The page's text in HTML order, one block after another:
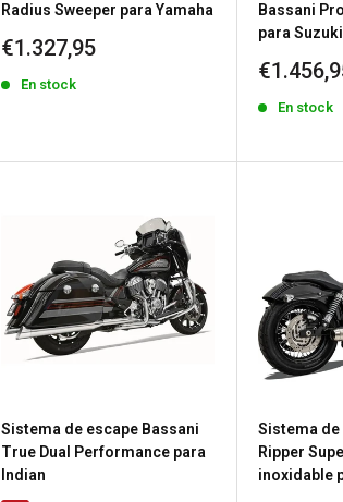
Radius Sweeper para Yamaha
Precio
venta
€1.327,95
En stock
Bassani
para Suzuki
Precio
venta
En stock
Sistema de escape Bassani
True Dual Performance para
Indian
Sistema de
Ripper
inoxidable